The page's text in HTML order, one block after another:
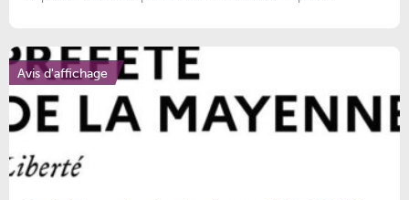
Avis d'affichage